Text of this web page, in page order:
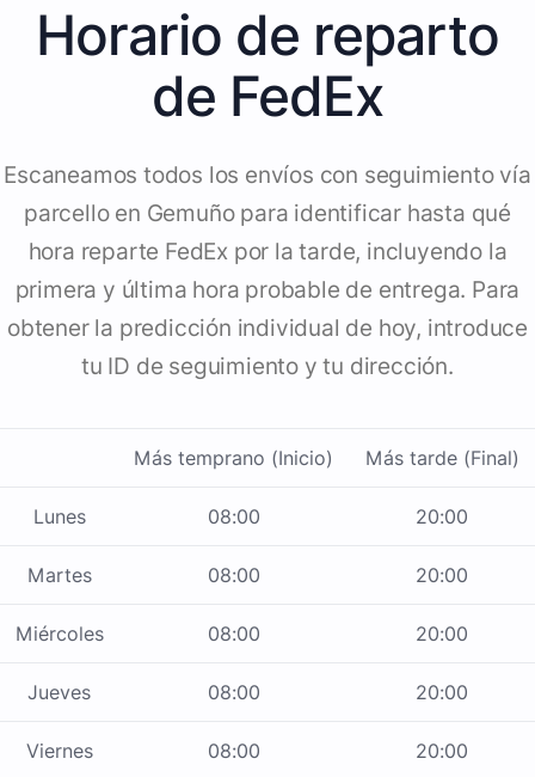
Horario de reparto
de FedEx
Escaneamos todos los envíos con seguimiento vía
parcello en Gemuño para identificar hasta qué
hora reparte FedEx por la tarde, incluyendo la
primera y última hora probable de entrega. Para
obtener la predicción individual de hoy, introduce
tu ID de seguimiento y tu dirección.
Más temprano (Inicio) Más tarde (Final)
Lunes 08:00 20:00
Martes 08:00 20:00
Miércoles 08:00 20:00
Jueves 08:00 20:00
Viernes 08:00 20:00